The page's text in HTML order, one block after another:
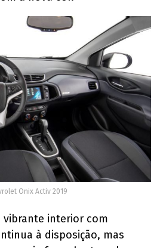
Onix Activ 2019
vibrante interior com
à disposição, mas